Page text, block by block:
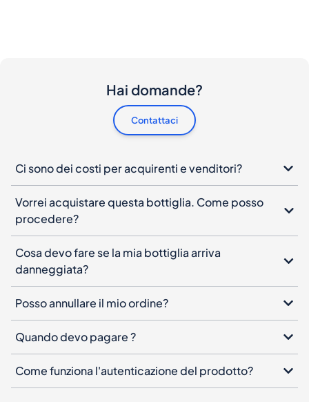
Hai domande?
Contattaci
Ci sono dei costi per acquirenti e venditori?
Vorrei acquistare questa bottiglia. Come posso
procedere?
Cosa devo fare se la mia bottiglia arriva
danneggiata?
Posso annullare il mio ordine?
Quando devo pagare ?
Come funziona l'autenticazione del prodotto?